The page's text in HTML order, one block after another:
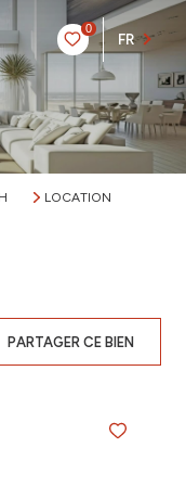
0
FR
LOCATION
PARTAGER CE BIEN